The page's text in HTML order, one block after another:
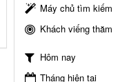
Máy chủ tìm kiếm
Khách viếng thăm
Hôm nay
Tháng hiện tại